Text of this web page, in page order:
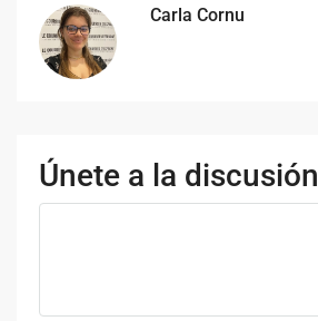
Carla Cornu
Únete a la discusión